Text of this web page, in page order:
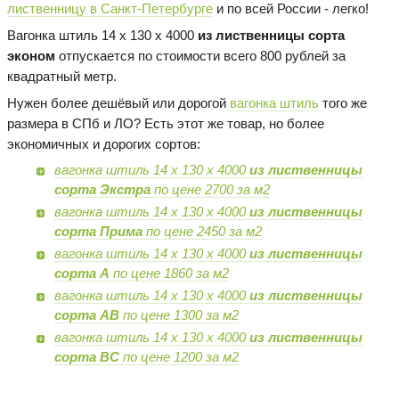
лиственницу в Санкт-Петербурге и по всей России - легко!
Вагонка штиль 14 х 130 х 4000 из лиственницы сорта
эконом отпускается по стоимости всего 800 рублей за
квадратный метр.
Нужен более дешёвый или дорогой вагонка штиль того же
размера в СПб и ЛО? Есть этот же товар, но более
экономичных и дорогих сортов:
вагонка штиль 14 х 130 х 4000из лиственницы
сорта Экстрапо цене 2700 за м2
вагонка штиль 14 х 130 х 4000из лиственницы
сорта Примапо цене 2450 за м2
вагонка штиль 14 х 130 х 4000из лиственницы
сорта А по цене 1860 за м2
вагонка штиль 14 х 130 х 4000из лиственницы
сорта ABпо цене 1300 за м2
вагонка штиль 14 х 130 х 4000из лиственницы
сорта BCпо цене 1200 за м2